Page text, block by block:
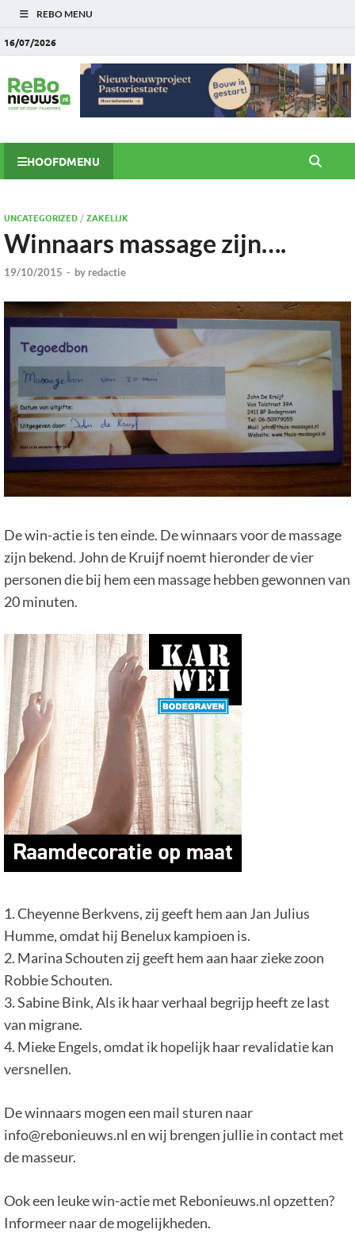
REBO MENU
16/07/2026
HOOFDMENU
UNCATEGORIZED/ZAKELIJK
Winnaars massage zijn….
19/10/2015 - by redactie
De win-actie is ten einde. De winnaars voor de massage
zijn bekend. John de Kruijf noemt hieronder de vier
personen die bij hem een massage hebben gewonnen van
20 minuten.
1. Cheyenne Berkvens, zij geeft hem aan Jan Julius
Humme, omdat hij Benelux kampioen is.
2. Marina Schouten zij geeft hem aan haar zieke zoon
Robbie Schouten.
3. Sabine Bink, Als ik haar verhaal begrijp heeft ze last
van migrane.
4. Mieke Engels, omdat ik hopelijk haar revalidatie kan
versnellen.
De winnaars mogen een mail sturen naar
info@rebonieuws.nl en wij brengen jullie in contact met
de masseur.
Ook een leuke win-actie met Rebonieuws.nl opzetten?
Informeer naar de mogelijkheden.